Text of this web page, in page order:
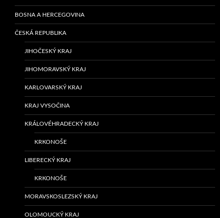
BOSNA A HERCEGOVINA
ČESKÁ REPUBLIKA
JIHOČESKÝ KRAJ
JIHOMORAVSKÝ KRAJ
KARLOVARSKÝ KRAJ
KRAJ VYSOČINA
KRÁLOVÉHRADECKÝ KRAJ
KRKONOŠE
LIBERECKÝ KRAJ
KRKONOŠE
MORAVSKOSLEZSKÝ KRAJ
OLOMOUCKÝ KRAJ